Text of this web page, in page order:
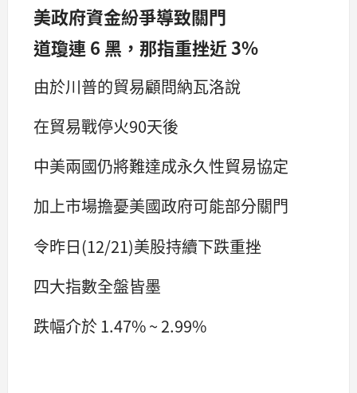
美政府資金紛爭導致關門
道瓊連 6 黑，那指重挫近 3%
由於川普的貿易顧問納瓦洛說
在貿易戰停火90天後
中美兩國仍將難達成永久性貿易協定
加上市場擔憂美國政府可能部分關門
令昨日(12/21)美股持續下跌重挫
四大指數全盤皆墨
跌幅介於 1.47% ~ 2.99%